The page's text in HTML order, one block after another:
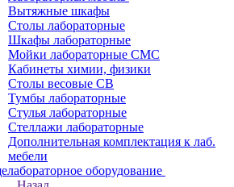
Вытяжные шкафы
Столы лабораторные
Шкафы лабораторные
Мойки лабораторные СМС
Кабинеты химии, физики
Столы весовые СВ
Тумбы лабораторные
Стулья лабораторные
Стеллажи лабораторные
Дополнительная комплектация к лаб.
мебели
оборудование